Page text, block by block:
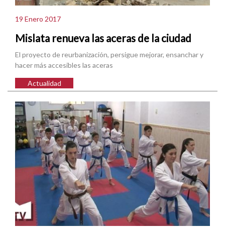
19 Enero 2017
Mislata renueva las aceras de la ciudad
El proyecto de reurbanización, persigue mejorar, ensanchar y
hacer más accesibles las aceras
Actualidad